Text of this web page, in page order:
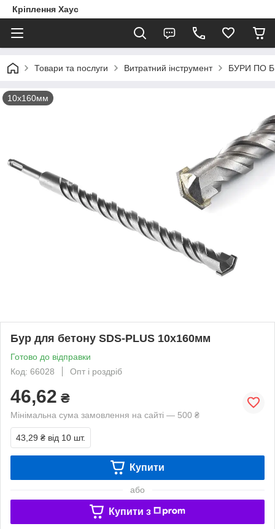
Кріплення Хаус
Товари та послуги Витратний інструмент БУРИ ПО
10х160мм
Бур для бетону SDS-PLUS 10х160мм
Готово до відправки
Код: 66028
Опт і роздріб
46,62 ₴
Мінімальна сума замовлення на сайті — 500 ₴
43,29 ₴ від 10 шт.
Купити
або
Купити з